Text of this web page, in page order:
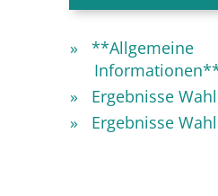
**Allgemeine
Ergebnisse
Ergebnisse